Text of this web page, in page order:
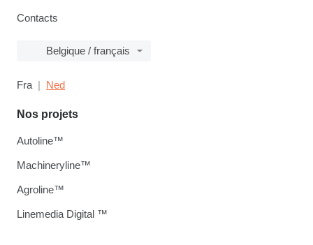
Contacts
Belgique / français
Fra Ned
Nos projets
Autoline™
Machineryline™
Agroline™
Linemedia Digital ™